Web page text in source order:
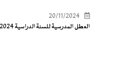
20/11/2024
العطل المدرسية للسنة الدراسية 2024/ 2025